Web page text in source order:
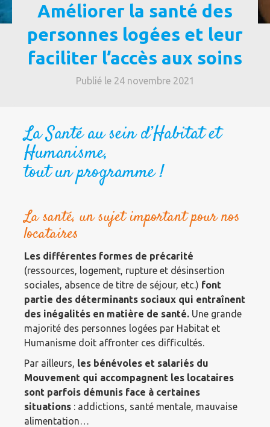
Améliorer la santé des
personnes logées et leur
faciliter l’accès aux soins
Publié le 24 novembre 2021
La Santé au sein d’Habitat et
Humanisme,
tout un programme !
La santé, un sujet important pour nos
locataires
Les différentes formes de précarité
(ressources, logement, rupture et désinsertion
sociales, absence de titre de séjour, etc.) font
partie des déterminants sociaux qui entraînent
des inégalités en matière de santé. Une grande
majorité des personnes logées par Habitat et
Humanisme doit affronter ces difficultés.
Par ailleurs, les bénévoles et salariés du
Mouvement qui accompagnent les locataires
sont parfois démunis face à certaines
situations : addictions, santé mentale, mauvaise
alimentation…